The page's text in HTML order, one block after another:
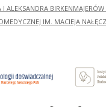
IM. MACIEJA